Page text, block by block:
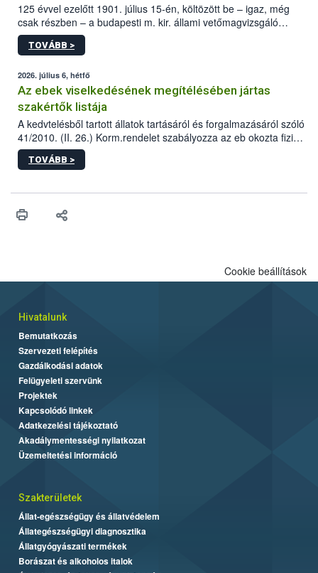
125 évvel ezelőtt 1901. július 15-én, költözött be – igaz, még
csak részben – a budapesti m. kir. állami vetőmagvizsgáló
állomás a Kis Rókus utca 15. szám alatti, Czigler Győző által
tervezett új épületébe.
TOVÁBB >
2026. július 6, hétfő
Az ebek viselkedésének megítélésében jártas
szakértők listája
A kedvtelésből tartott állatok tartásáról és forgalmazásáról szóló
41/2010. (II. 26.) Korm.rendelet szabályozza az eb okozta fizikai
sérülés, illetve ennek veszélye keletkezésekor felmerülő
hatósági feladatokat, valamint a veszélyes eb tartását és annak
vonni az ebek viselkedésének megítélésében jártas szakértőt.
TOVÁBB >
Cookie beállítások
Hivatalunk
Bemutatkozás
Szervezeti felépítés
Gazdálkodási adatok
Felügyeleti szervünk
Projektek
Kapcsolódó linkek
Adatkezelési tájékoztató
Akadálymentességi nyilatkozat
Üzemeltetési információ
Szakterületek
Állat-egészségügy és állatvédelem
Állategészségügyi diagnosztika
Állatgyógyászati termékek
Borászat és alkoholos italok